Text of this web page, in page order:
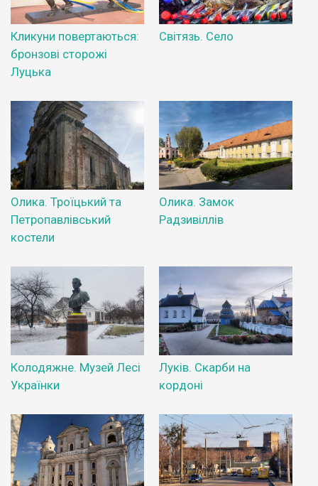
Кликуни повертаються:
бронзові сторожі
Луцька
Світязь. Село
Олика. Троїцький та
Петропавлівський
костели
Олика. Замок
Радзивіллів
Колодяжне. Музей Лесі
Українки
Луків. Скарби на
кордоні